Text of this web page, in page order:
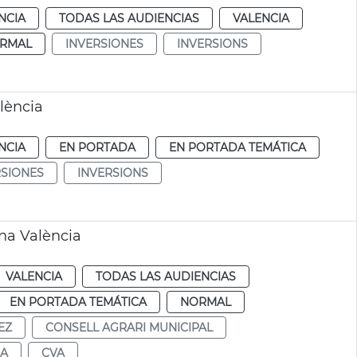
TODAS LAS AUDIENCIAS
VALENCIA
INVERSIONES INVERSIONS
EN PORTADA
EN PORTADA TEMÁTICA
INVERSIONS
València
VALENCIA
TODAS LAS AUDIENCIAS
EN PORTADA TEMÁTICA
NORMAL
CONSELL AGRARI MUNICIPAL
CVA